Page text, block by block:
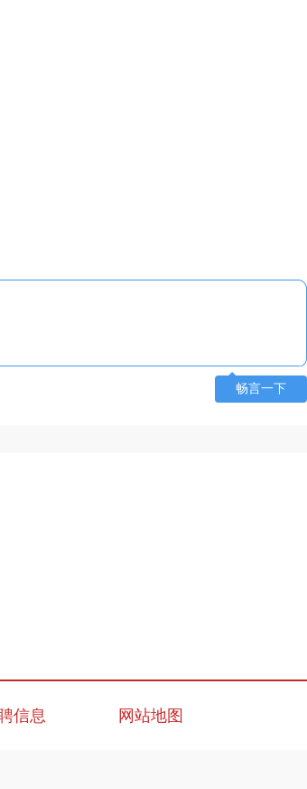
畅言一下
信息 网站地图